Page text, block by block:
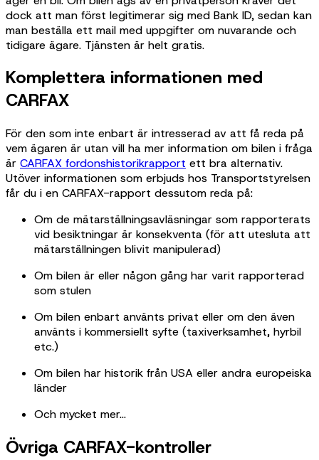
dock att man först legitimerar sig med Bank ID, sedan kan
man beställa ett mail med uppgifter om nuvarande och
tidigare ägare. Tjänsten är helt gratis.
Komplettera informationen med
CARFAX
För den som inte enbart är intresserad av att få reda på
vem ägaren är utan vill ha mer information om bilen i fråga
är CARFAX fordonshistorikrapport ett bra alternativ.
Utöver informationen som erbjuds hos Transportstyrelsen
får du i en CARFAX-rapport dessutom reda på:
Om de mätarställningsavläsningar som rapporterats
vid besiktningar är konsekventa (för att utesluta att
mätarställningen blivit manipulerad)
Om bilen är eller någon gång har varit rapporterad
som stulen
Om bilen enbart använts privat eller om den även
använts i kommersiellt syfte (taxiverksamhet, hyrbil
etc.)
Om bilen har historik från USA eller andra europeiska
länder
Och mycket mer…
Övriga CARFAX-kontroller